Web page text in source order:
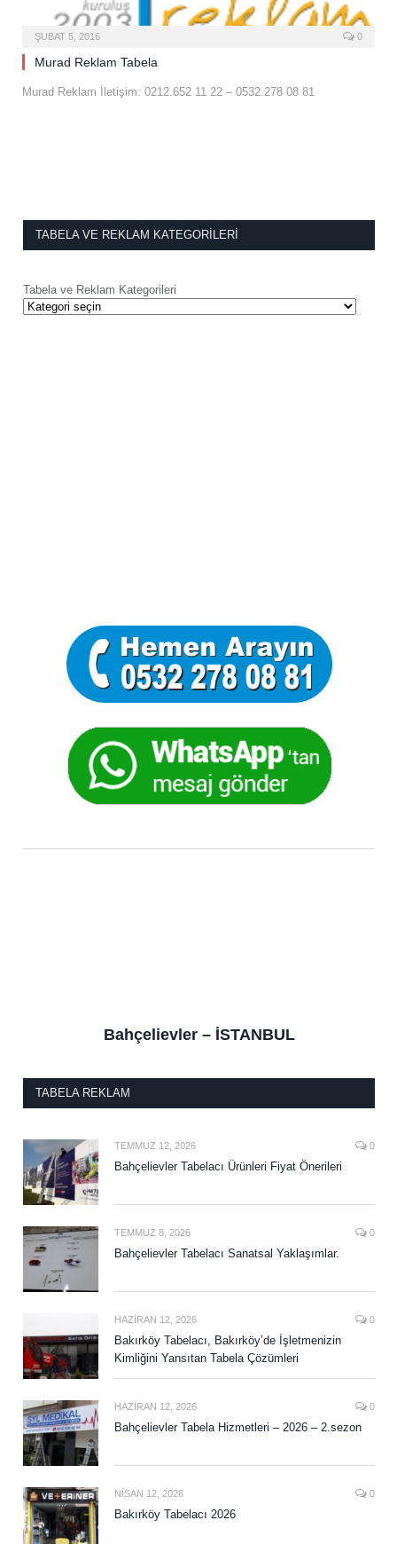
ŞUBAT 5, 2016 0
Murad Reklam Tabela
Murad Reklam İletişim: 0212.652 11 22 – 0532.278 08 81
TABELA VE REKLAM KATEGORILERI
Tabela ve Reklam Kategorileri
Bahçelievler – İSTANBUL
TABELA REKLAM
TEMMUZ 12, 2026 0
Bahçelievler Tabelacı Ürünleri Fiyat Önerileri
TEMMUZ 8, 2026 0
Bahçelievler Tabelacı Sanatsal Yaklaşımlar.
HAZIRAN 12, 2026 0
Bakırköy Tabelacı, Bakırköy’de İşletmenizin
Kimliğini Yansıtan Tabela Çözümleri
HAZIRAN 12, 2026 0
Bahçelievler Tabela Hizmetleri – 2026 – 2.sezon
NISAN 12, 2026 0
Bakırköy Tabelacı 2026